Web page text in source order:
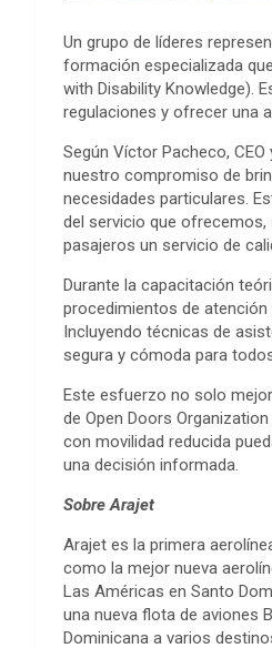
Un grupo de líderes
formación especializada
with Disability Knowledge).
regulaciones y ofrecer una
Según Víctor Pacheco,
nuestro compromiso de
necesidades particulares.
del servicio que
pasajeros un servicio de
Durante la capacitación
procedimientos de atención
Incluyendo técnicas de
segura y cómoda para
Este esfuerzo no solo
de Open Doors
con movilidad reducida
una decisión informada.
Sobre Arajet
Arajet es la primera
como la mejor nueva
Las Américas en Santo
una nueva flota de aviones
Dominicana a varios